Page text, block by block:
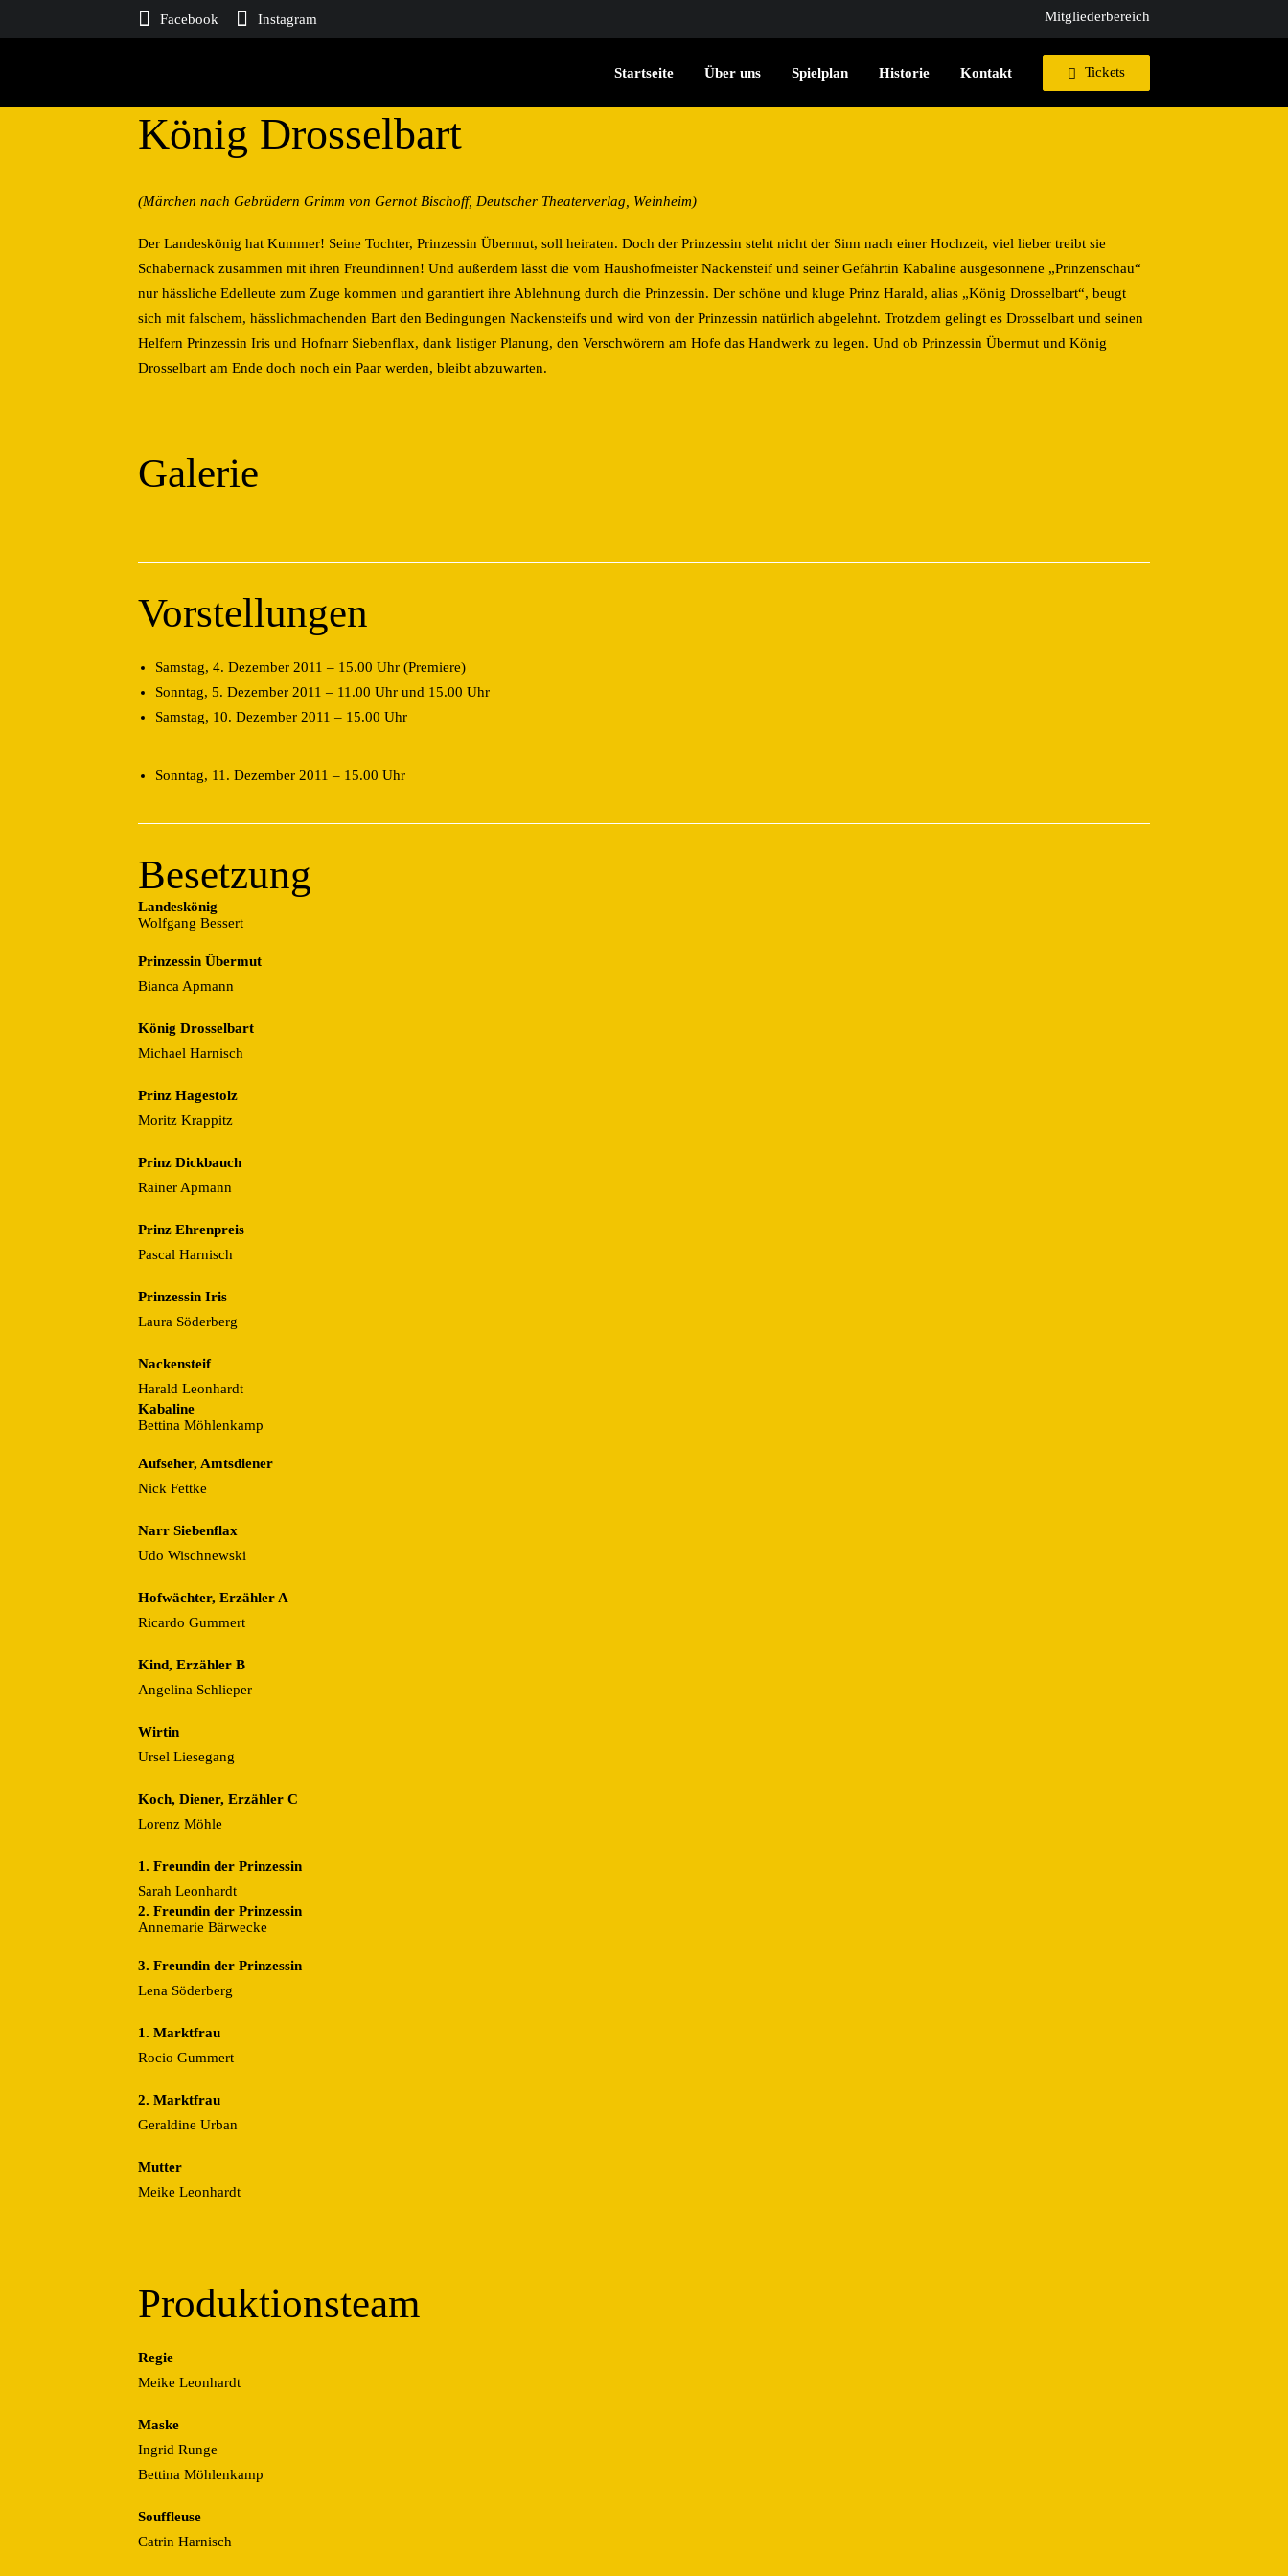
Mitgliederbereich
Facebook Instagram
Startseite Über uns Spielplan Historie Kontakt Tickets
König Drosselbart
(Märchen nach Gebrüdern Grimm von Gernot Bischoff, Deutscher Theaterverlag, Weinheim)
Der Landeskönig hat Kummer! Seine Tochter, Prinzessin Übermut, soll heiraten. Doch der Prinzessin steht nicht der Sinn nach einer Hochzeit, viel lieber treibt sie
Schabernack zusammen mit ihren Freundinnen! Und außerdem lässt die vom Haushofmeister Nackensteif und seiner Gefährtin Kabaline ausgesonnene „Prinzenschau“
nur hässliche Edelleute zum Zuge kommen und garantiert ihre Ablehnung durch die Prinzessin. Der schöne und kluge Prinz Harald, alias „König Drosselbart“, beugt
sich mit falschem, hässlichmachenden Bart den Bedingungen Nackensteifs und wird von der Prinzessin natürlich abgelehnt. Trotzdem gelingt es Drosselbart und seinen
Helfern Prinzessin Iris und Hofnarr Siebenflax, dank listiger Planung, den Verschwörern am Hofe das Handwerk zu legen. Und ob Prinzessin Übermut und König
Drosselbart am Ende doch noch ein Paar werden, bleibt abzuwarten.
Galerie
Vorstellungen
Samstag, 4. Dezember 2011 – 15.00 Uhr (Premiere)
Sonntag, 5. Dezember 2011 – 11.00 Uhr und 15.00 Uhr
Samstag, 10. Dezember 2011 – 15.00 Uhr
Sonntag, 11. Dezember 2011 – 15.00 Uhr
Besetzung
Landeskönig
Wolfgang Bessert
Prinzessin Übermut
Bianca Apmann
König Drosselbart
Michael Harnisch
Prinz Hagestolz
Moritz Krappitz
Prinz Dickbauch
Rainer Apmann
Prinz Ehrenpreis
Pascal Harnisch
Prinzessin Iris
Laura Söderberg
Nackensteif
Harald Leonhardt
Kabaline
Bettina Möhlenkamp
Aufseher, Amtsdiener
Nick Fettke
Narr Siebenflax
Udo Wischnewski
Hofwächter, Erzähler A
Ricardo Gummert
Kind, Erzähler B
Angelina Schlieper
Wirtin
Ursel Liesegang
Koch, Diener, Erzähler C
Lorenz Möhle
1. Freundin der Prinzessin
Sarah Leonhardt
2. Freundin der Prinzessin
Annemarie Bärwecke
3. Freundin der Prinzessin
Lena Söderberg
1. Marktfrau
Rocio Gummert
2. Marktfrau
Geraldine Urban
Mutter
Meike Leonhardt
Produktionsteam
Regie
Meike Leonhardt
Maske
Ingrid Runge
Bettina Möhlenkamp
Souffleuse
Catrin Harnisch